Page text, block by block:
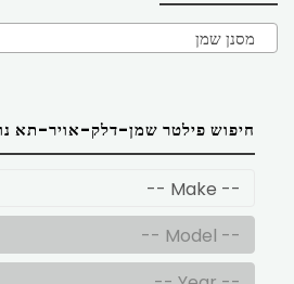
מסנן שמן
חיפוש פילטר שמן-דלק-אויר-תא